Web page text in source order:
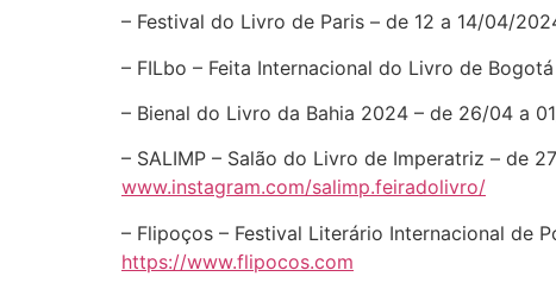
– Festival do Livro de Paris – de 12 a 14/04/
– FILbo – Feita Internacional do Livro de
– Bienal do Livro da Bahia 2024 – de 26/04 a
– SALIMP – Salão do Livro de Imperatriz – de
www.instagram.com/salimp.feiradolivro/
– Flipoços – Festival Literário Internacional de
https://www.flipocos.com